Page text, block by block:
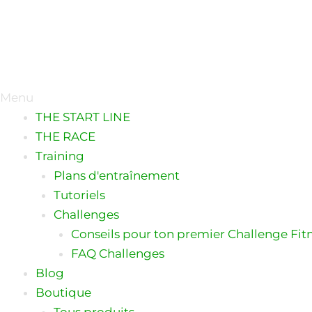
Menu
THE START LINE
THE RACE
Training
Plans d'entraînement
Tutoriels
Challenges
Conseils pour ton premier Challenge
FAQ Challenges
Blog
Boutique